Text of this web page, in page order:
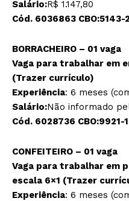
Salário:R$ 1.147,80
Cód. 6036863 CBO:5143-
BORRACHEIRO – 01 vaga
Vaga para trabalhar em
(Trazer currículo)
Experiência: 6 meses
Salário:Não informado
Cód. 6028736 CBO:9921-
CONFEITEIRO – 01 vaga
Vaga para trabalhar em
escala 6×1 (Trazer
Experiência: 6 meses